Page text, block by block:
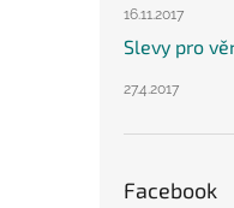
16.11.2017
Slevy pro
27.4.2017
Facebook